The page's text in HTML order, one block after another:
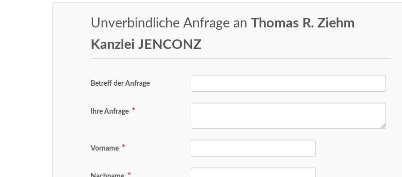
Unverbindliche Anfrage anThomas R. Ziehm
Kanzlei JENCONZ
Betreff der Anfrage
Ihre Anfrage
Vorname